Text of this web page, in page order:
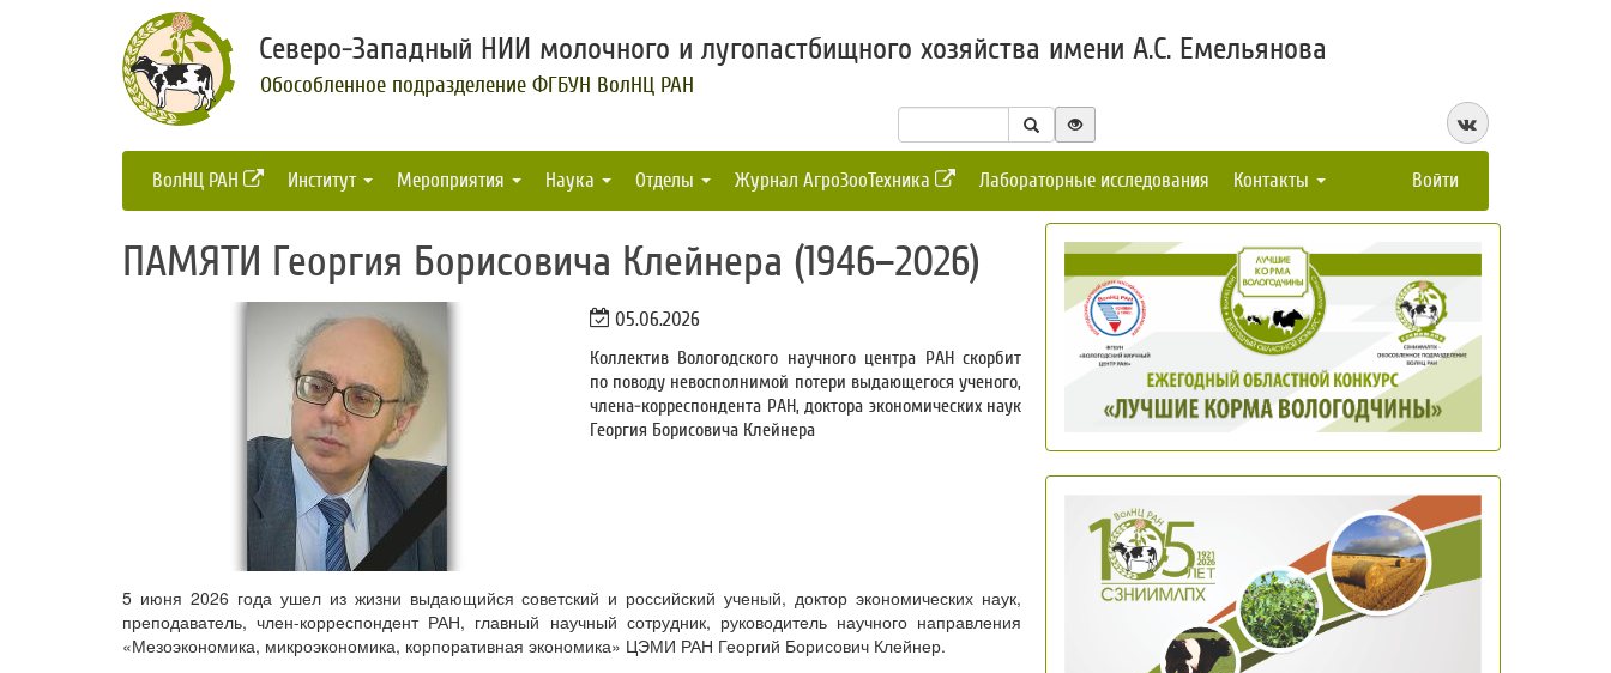
Северо-Западный НИИ молочного и лугопастбищного хозяйства имени А.С. Емельянова
Обособленное подразделение ФГБУН ВолНЦ РАН
ВолНЦ РАН Институт Мероприятия Наука Отделы Журнал АгроЗооТехника Лабораторные исследования Контакты Войти
ПАМЯТИ Георгия Борисовича Клейнера (1946–2026)
05.06.2026
Коллектив Вологодского научного центра РАН скорбит
по поводу невосполнимой потери выдающегося ученого,
члена-корреспондента РАН, доктора экономических наук
Георгия Борисовича Клейнера
5 июня 2026 года ушел из жизни выдающийся советский и российский ученый, доктор экономических наук,
преподаватель, член-корреспондент РАН, главный научный сотрудник, руководитель научного направления
«Мезоэкономика, микроэкономика, корпоративная экономика» ЦЭМИ РАН Георгий Борисович Клейнер.